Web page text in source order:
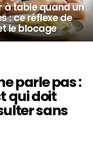
à table quand un
: ce réflexe de
le blocage
parle pas :
qui doit
sans